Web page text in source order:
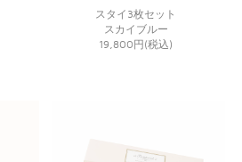
スタイ3枚セット
スカイブルー
19,800円(税込)